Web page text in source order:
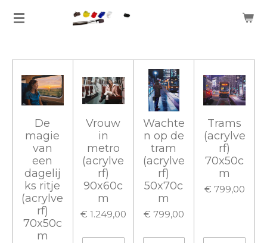
Ga
de
hoofdinhoud
De
magie
van
een
dagelij
ks ritje
(acrylve
rf)
70x50c
m
Vrouw
in
metro
(acrylve
rf)
90x60c
m
€ 1.249,00
Wachte
n op de
tram
(acrylve
rf)
50x70c
m
€ 799,00
Trams
(acrylve
rf)
70x50c
m
€ 799,00